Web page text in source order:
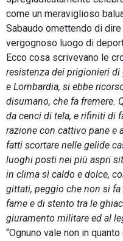
come un meraviglioso
Sabaudo omettendo di
vergognoso luogo di
Ecco cosa scrivevano le
resistenza dei prigionieri
e Lombardia, si ebbe
disumano, che fa fremere.
da cenci di tela, e rifiniti di
razione con cattivo pane e
fatti scortare nelle gelide
luoghi posti nei più aspri
in clima sì caldo e dolce,
gittati, peggio che non si
fame e di stento tra le
giuramento militare ed al
“Ognuno vale non in